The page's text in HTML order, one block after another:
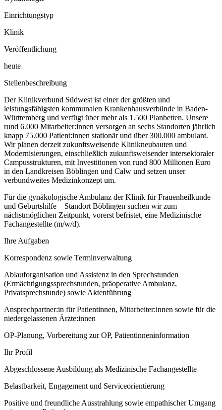
Einrichtungstyp
Klinik
Veröffentlichung
heute
Stellenbeschreibung
Der Klinikverbund Südwest ist einer der größten und
leistungsfähigsten kommunalen Krankenhausverbünde in Baden-
Württemberg und verfügt über mehr als 1.500 Planbetten. Unsere
rund 6.000 Mitarbeiter:innen versorgen an sechs Standorten jährlich
knapp 75.000 Patient:innen stationär und über 300.000 ambulant.
Wir planen derzeit zukunftsweisende Klinikneubauten und
Modernisierungen, einschließlich zukunftsweisender intersektoraler
Campusstrukturen, mit Investitionen von rund 800 Millionen Euro
in den Landkreisen Böblingen und Calw und setzen unser
verbundweites Medizinkonzept um.
Für die gynäkologische Ambulanz der Klinik für Frauenheilkunde
und Geburtshilfe – Standort Böblingen suchen wir zum
nächstmöglichen Zeitpunkt, vorerst befristet, eine Medizinische
Fachangestellte (m/w/d).
Ihre Aufgaben
Korrespondenz sowie Terminverwaltung
Ablauforganisation und Assistenz in den Sprechstunden
(Ermächtigungssprechstunden, präoperative Ambulanz,
Privatsprechstunde) sowie Aktenführung
Ansprechpartner:in für Patientinnen, Mitarbeiter:innen sowie für die
niedergelassenen Ärzte:innen
OP-Planung, Vorbereitung zur OP, Patientinneninformation
Ihr Profil
Abgeschlossene Ausbildung als Medizinische Fachangestellte
Belastbarkeit, Engagement und Serviceorientierung
Positive und freundliche Ausstrahlung sowie empathischer Umgang